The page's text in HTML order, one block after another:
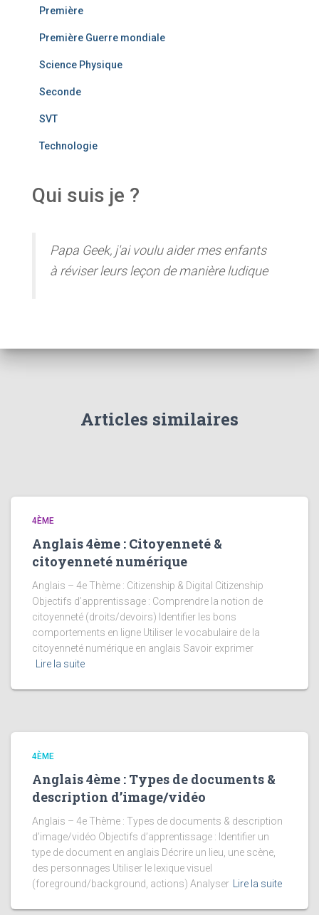
Première
Première Guerre mondiale
Science Physique
Seconde
SVT
Technologie
Qui suis je ?
Papa Geek, j'ai voulu aider mes enfants
à réviser leurs leçon de manière ludique
Articles similaires
4ÈME
Anglais 4ème : Citoyenneté &
citoyenneté numérique
Anglais – 4e Thème : Citizenship & Digital Citizenship
Objectifs d’apprentissage : Comprendre la notion de
citoyenneté (droits/devoirs) Identifier les bons
comportements en ligne Utiliser le vocabulaire de la
citoyenneté numérique en anglais Savoir exprimer
Lire la suite
4ÈME
Anglais 4ème : Types de documents &
description d’image/vidéo
Anglais – 4e Thème : Types de documents & description
d’image/vidéo Objectifs d’apprentissage : Identifier un
type de document en anglais Décrire un lieu, une scène,
des personnages Utiliser le lexique visuel
(foreground/background, actions) Analyser Lire la suite